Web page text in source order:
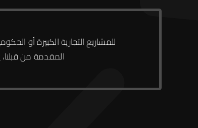
للمشاريع التجارية الكبيرة أو
المقدمة من